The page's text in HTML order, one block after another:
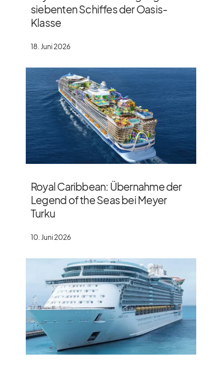
siebenten Schiffes der Oasis-
Klasse
18. Juni 2026
Royal Caribbean: Übernahme der
Legend of the Seas bei Meyer
Turku
10. Juni 2026